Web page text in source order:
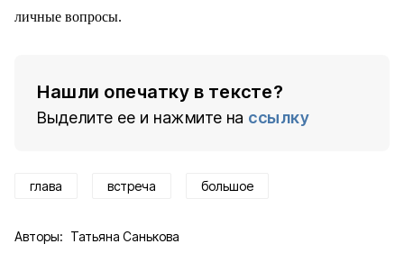
личные вопросы.
Нашли опечатку в тексте?
Выделите ее и нажмите на ссылку
глава встреча большое
Авторы: Татьяна Санькова